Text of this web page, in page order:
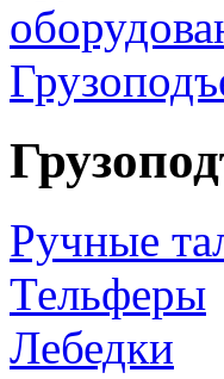
Ручные
Тельферы
Лебедки